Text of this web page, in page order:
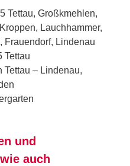
Tettau, Großkmehlen,
Lauchhammer,
Frauendorf, Lindenau
Tettau
Tettau – Lindenau,
und
auch